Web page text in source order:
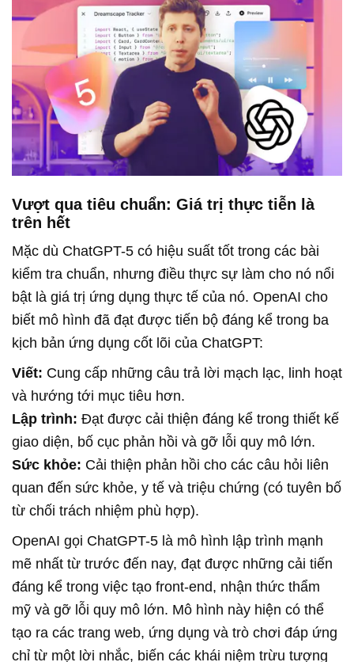
Vượt qua tiêu chuẩn: Giá trị thực tiễn là
trên hết
Mặc dù ChatGPT-5 có hiệu suất tốt trong các bài
kiểm tra chuẩn, nhưng điều thực sự làm cho nó nổi
bật là giá trị ứng dụng thực tế của nó. OpenAI cho
biết mô hình đã đạt được tiến bộ đáng kể trong ba
kịch bản ứng dụng cốt lõi của ChatGPT:
Viết: Cung cấp những câu trả lời mạch lạc, linh hoạt
và hướng tới mục tiêu hơn.
Lập trình: Đạt được cải thiện đáng kể trong thiết kế
giao diện, bố cục phản hồi và gỡ lỗi quy mô lớn.
Sức khỏe: Cải thiện phản hồi cho các câu hỏi liên
quan đến sức khỏe, y tế và triệu chứng (có tuyên bố
từ chối trách nhiệm phù hợp).
OpenAI gọi ChatGPT-5 là mô hình lập trình mạnh
mẽ nhất từ trước đến nay, đạt được những cải tiến
đáng kể trong việc tạo front-end, nhận thức thẩm
mỹ và gỡ lỗi quy mô lớn. Mô hình này hiện có thể
tạo ra các trang web, ứng dụng và trò chơi đáp ứng
chỉ từ một lời nhắc, biến các khái niệm trừu tượng